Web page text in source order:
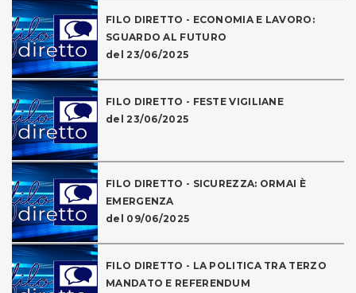
FILO DIRETTO - ECONOMIA E LAVORO:
SGUARDO AL FUTURO
del 23/06/2025
FILO DIRETTO - FESTE VIGILIANE
del 23/06/2025
FILO DIRETTO - SICUREZZA: ORMAI È
EMERGENZA
del 09/06/2025
FILO DIRETTO - LA POLITICA TRA TERZO
MANDATO E REFERENDUM